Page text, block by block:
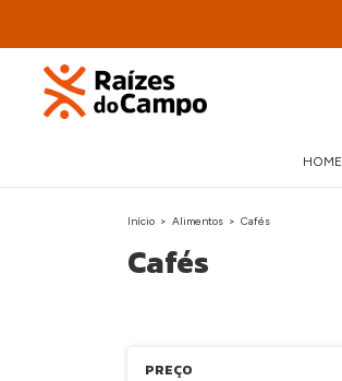
HOME
Início > Alimentos > Cafés
Cafés
PREÇO